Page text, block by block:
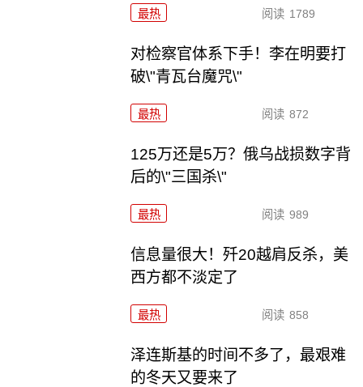
最热 阅读 1789
对检察官体系下手！李在明要打
破\"青瓦台魔咒\"
最热 阅读 872
125万还是5万？俄乌战损数字背
后的\"三国杀\"
最热 阅读 989
信息量很大！歼20越肩反杀，美
西方都不淡定了
最热 阅读 858
泽连斯基的时间不多了，最艰难
的冬天又要来了